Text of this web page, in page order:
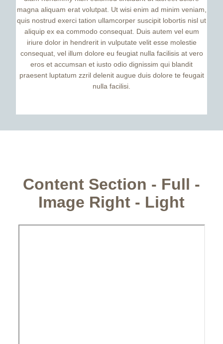
magna aliquam erat volutpat. Ut wisi enim ad minim veniam,
quis nostrud exerci tation ullamcorper suscipit lobortis nisl ut
aliquip ex ea commodo consequat. Duis autem vel eum
iriure dolor in hendrerit in vulputate velit esse molestie
consequat, vel illum dolore eu feugiat nulla facilisis at vero
eros et accumsan et iusto odio dignissim qui blandit
praesent luptatum zzril delenit augue duis dolore te feugait
nulla facilisi.
Content Section - Full -
Image Right - Light